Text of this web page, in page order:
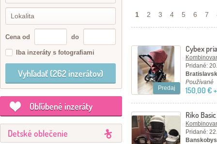
Cena od do
Iba inzeráty s fotografiami
Obľúbené inzeráty
Detské oblečenie
1 2 3 4 5 6 7
Predaj
Cybex
Pridané:
Používané
150,00 €
Riko
Pridané: